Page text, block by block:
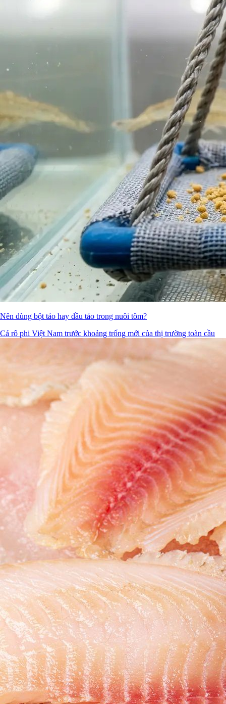
Nên dùng bột tảo hay dầu tảo trong nuôi tôm?
Cá rô phi Việt Nam trước khoảng trống mới của thị trường toàn cầu